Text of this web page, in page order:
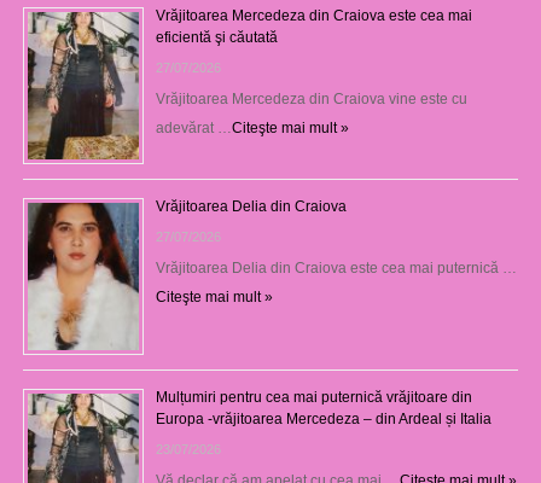
Vrăjitoarea Mercedeza din Craiova este cea mai
eficientă şi căutată
27/07/2026
Vrăjitoarea Mercedeza din Craiova vine este cu
adevărat …Citeşte mai mult »
Vrăjitoarea Delia din Craiova
27/07/2026
Vrăjitoarea Delia din Craiova este cea mai puternică …
Citeşte mai mult »
Mulțumiri pentru cea mai puternică vrăjitoare din
Europa -vrăjitoarea Mercedeza – din Ardeal și Italia
23/07/2026